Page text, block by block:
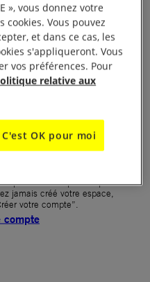
?
?
?
pas automatique lorsque
jamais créé votre espace,
votre compte”.
compte
», vous donnez votre
Vous pouvez
et dans ce cas, les
s'appliqueront. Vous
vos préférences. Pour
relative aux
C'est OK pour moi